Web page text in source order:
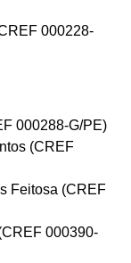
000228-
000288-G/PE)
(CREF
Feitosa (CREF
000390-